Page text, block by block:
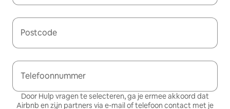
Postcode
Telefoonnummer
Door Hulp vragen te selecteren, ga je ermee akkoord dat
Airbnb en zijn partners via e-mail of telefoon contact met je